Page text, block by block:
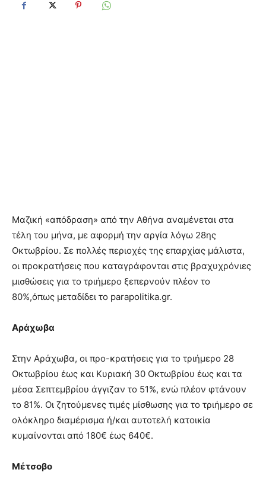
Μαζική «απόδραση» από την Αθήνα αναμένεται στα
τέλη του μήνα, με αφορμή την αργία λόγω 28ης
Οκτωβρίου. Σε πολλές περιοχές της επαρχίας μάλιστα,
οι προκρατήσεις που καταγράφονται στις βραχυχρόνιες
μισθώσεις για το τριήμερο ξεπερνούν πλέον το
80%,όπως μεταδίδει το parapolitika.gr.
Αράχωβα
Στην Αράχωβα, οι προ-κρατήσεις για το τριήμερο 28
Οκτωβρίου έως και Κυριακή 30 Οκτωβρίου έως και τα
μέσα Σεπτεμβρίου άγγιζαν το 51%, ενώ πλέον φτάνουν
το 81%. Οι ζητούμενες τιμές μίσθωσης για το τριήμερο σε
ολόκληρο διαμέρισμα ή/και αυτοτελή κατοικία
κυμαίνονται από 180€ έως 640€.
Μέτσοβο